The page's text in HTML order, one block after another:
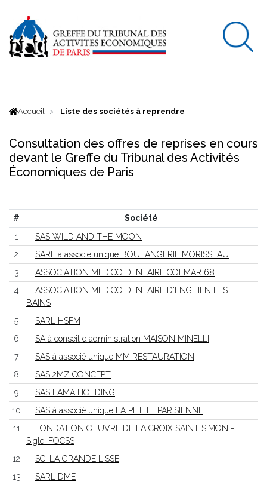
'
Accueil Liste des sociétés à reprendre
Consultation des offres de reprises en cours
devant le Greffe du Tribunal des Activités
Économiques de Paris
#
Société
1
SAS WILD AND THE MOON
2
SARL à associé unique BOULANGERIE MORISSEAU
3
ASSOCIATION MEDICO DENTAIRE COLMAR 68
4
ASSOCIATION MEDICO DENTAIRE D'ENGHIEN LES
BAINS
5
SARL HSFM
6
SA à conseil d'administration MAISON MINELLI
7
SAS à associé unique MM RESTAURATION
8
SAS 2MZ CONCEPT
9
SAS LAMA HOLDING
10
SAS à associé unique LA PETITE PARISIENNE
11
FONDATION OEUVRE DE LA CROIX SAINT SIMON -
Sigle: FOCSS
12
SCI LA GRANDE LISSE
13
SARL DME